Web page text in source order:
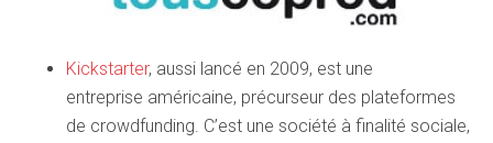
Kickstarter, aussi lancé en 2009, est une
entreprise américaine, précurseur des plateformes
de crowdfunding. C’est une société à finalité sociale,